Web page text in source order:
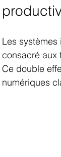
Les
consacré aux
Ce double
numériques